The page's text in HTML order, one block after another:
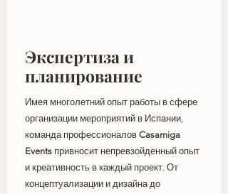
Экспертиза и
планирование
Имея многолетний опыт работы в сфере
организации мероприятий в Испании,
команда профессионалов Casamiga
Events привносит непревзойденный опыт
и креативность в каждый проект. От
концептуализации и дизайна до